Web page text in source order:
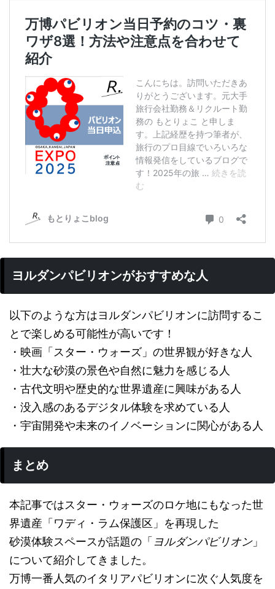
ヨルダンパビリオンがおすすめな人
以下のような方はヨルダンパビリオンに訪問するこ
とで楽しめる可能性が高いです！
・映画「スター・ウォーズ」の世界観が好きな人
・壮大な砂漠の景色や自然に魅力を感じる人
・古代文明や歴史的な世界遺産に興味がある人
・没入感のあるデジタル体験を求めている人
・宇宙開発や未来のイノベーションに関心がある人
まとめ
本記事ではスター・ウォーズのロケ地にもなった世
界遺産「ワディ・ラム保護区」を再現した
砂漠体験スペースが話題の「ヨルダンパビリオン」
について紹介してきました。
万博一番人気のイタリアパビリオンに次ぐ人気度を